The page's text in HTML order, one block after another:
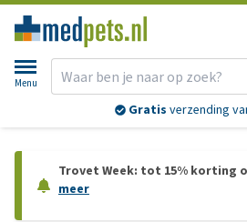
Menu
Gratis verzending
Trovet Week: tot 15% korting
meer